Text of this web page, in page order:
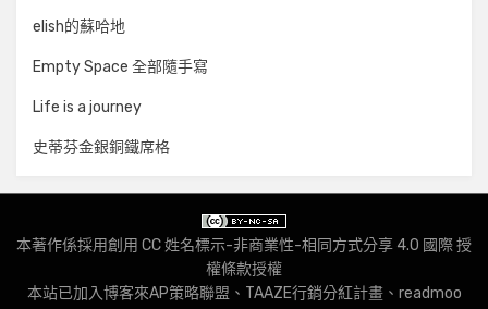
elish的蘇哈地
Empty Space 全部隨手寫
Life is a journey
史蒂芬金銀銅鐵席格
本著作係採用創用 CC 姓名標示-非商業性-相同方式分享 4.0 國際 授
權條款授權
本站已加入博客來AP策略聯盟 、 TAAZE行銷分紅計畫、 readmoo